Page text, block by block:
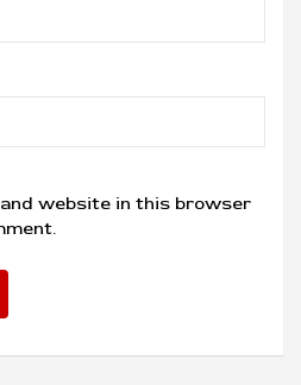
website in this browser